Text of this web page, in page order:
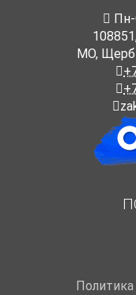
Пн-
108851
МО,